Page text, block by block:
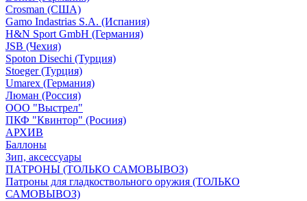
Crosman (США)
Gamo Indastrias S.A. (Испания)
H&N Sport GmbH (Германия)
JSB (Чехия)
Spoton Disechi (Турция)
Stoeger (Турция)
Umarex (Германия)
Люман (Россия)
ООО "Выстрел"
ПКФ "Квинтор" (Росиия)
АРХИВ
Баллоны
Зип, аксессуары
ПАТРОНЫ (ТОЛЬКО САМОВЫВОЗ)
Патроны для гладкоствольного оружия (ТОЛЬКО
САМОВЫВОЗ)